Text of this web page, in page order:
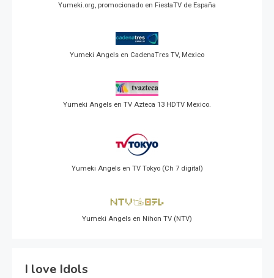
Yumeki.org, promocionado en FiestaTV de España
Yumeki Angels en CadenaTres TV, Mexico
Yumeki Angels en TV Azteca 13 HDTV Mexico.
Yumeki Angels en TV Tokyo (Ch 7 digital)
Yumeki Angels en Nihon TV (NTV)
I love Idols